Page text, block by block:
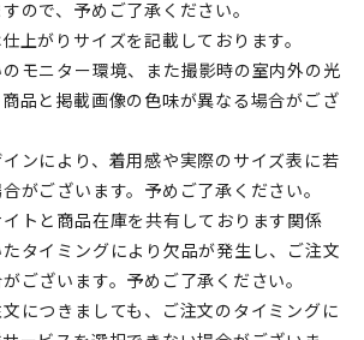
ので、予めご了承ください。
上がりサイズを記載しております。
モニター環境、また撮影時の室内外の光
品と掲載画像の色味が異なる場合がござ
ンにより、着用感や実際のサイズ表に若
がございます。予めご了承ください。
トと商品在庫を共有しております関係
タイミングにより欠品が発生し、ご注文
ございます。予めご了承ください。
につきましても、ご注文のタイミングに